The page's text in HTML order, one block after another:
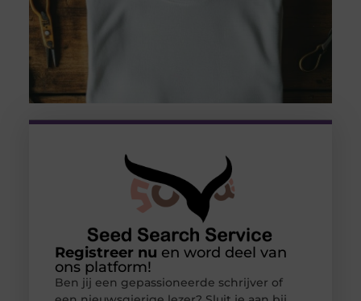
Registreer nu en word deel van
ons platform!
Ben jij een gepassioneerde schrijver of